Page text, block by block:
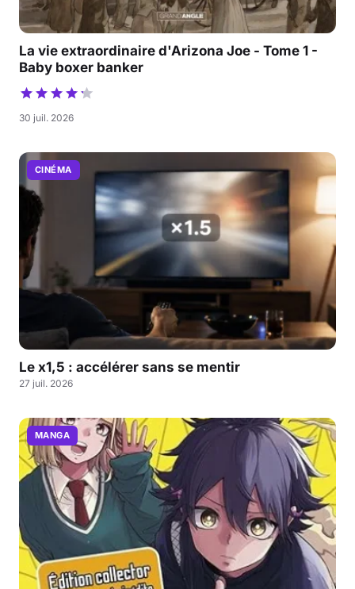
La vie extraordinaire d'Arizona Joe - Tome 1 -
Baby boxer banker
30 juil. 2026
CINÉMA
Le x1,5 : accélérer sans se mentir
27 juil. 2026
MANGA